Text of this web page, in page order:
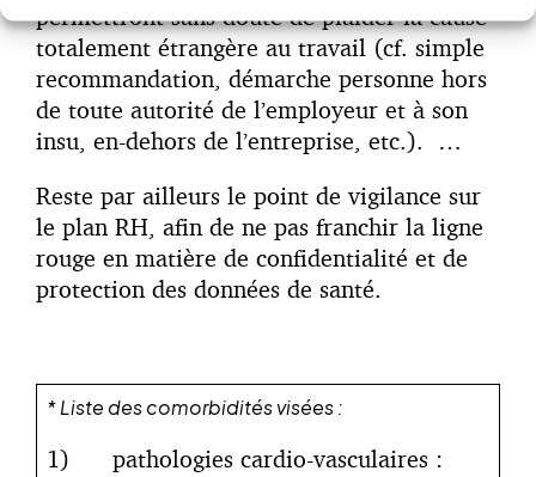
permettront sans doute de plaider la cause
totalement étrangère au travail (cf. simple
recommandation, démarche personne hors
de toute autorité de l’employeur et à son
insu, en-dehors de l’entreprise, etc.). …
Reste par ailleurs le point de vigilance sur
le plan RH, afin de ne pas franchir la ligne
rouge en matière de confidentialité et de
protection des données de santé.
* Liste des comorbidités visées :
1) pathologies cardio-vasculaires :